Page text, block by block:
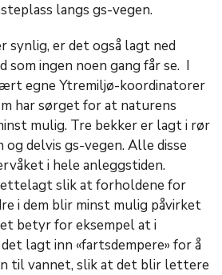
langs gs-vegen.
er det også lagt ned
som ingen noen gang får se. I
egne Ytremiljø-koordinatorer
har sørget for at naturens
mulig. Tre bekker er lagt i rør
og delvis gs-vegen. Alle disse
i hele anleggstiden.
slik at forholdene for
i dem blir minst mulig påvirket
betyr for eksempel at i
lagt inn «fartsdempere» for å
til vannet, slik at det blir lettere